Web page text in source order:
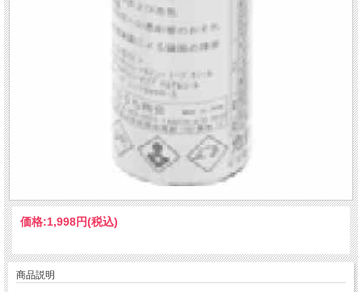
価格:1,998円(税込)
商品説明